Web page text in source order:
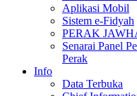
Aplikasi Mobil
Sistem e-Fidyah
PERAK
Senarai Panel
Perak
Info
Data Terbuka